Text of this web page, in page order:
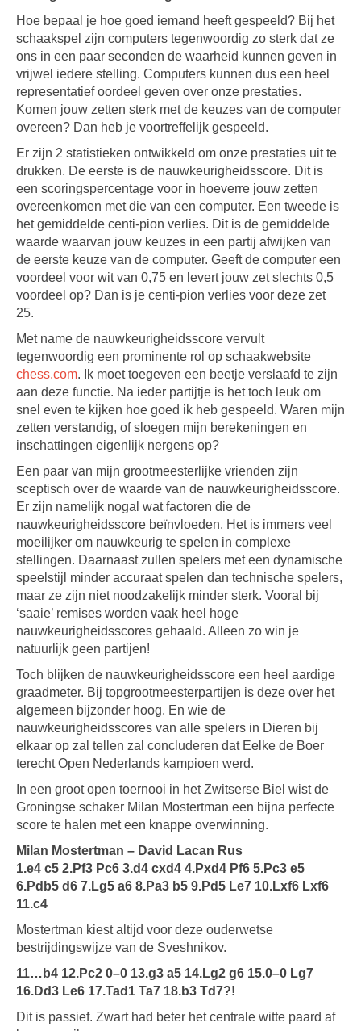
Hoe bepaal je hoe goed iemand heeft gespeeld? Bij het
schaakspel zijn computers tegenwoordig zo sterk dat ze
ons in een paar seconden de waarheid kunnen geven in
vrijwel iedere stelling. Computers kunnen dus een heel
representatief oordeel geven over onze prestaties.
Komen jouw zetten sterk met de keuzes van de computer
overeen? Dan heb je voortreffelijk gespeeld.
Er zijn 2 statistieken ontwikkeld om onze prestaties uit te
drukken. De eerste is de nauwkeurigheidsscore. Dit is
een scoringspercentage voor in hoeverre jouw zetten
overeenkomen met die van een computer. Een tweede is
het gemiddelde centi-pion verlies. Dit is de gemiddelde
waarde waarvan jouw keuzes in een partij afwijken van
de eerste keuze van de computer. Geeft de computer een
voordeel voor wit van 0,75 en levert jouw zet slechts 0,5
voordeel op? Dan is je centi-pion verlies voor deze zet
25.
Met name de nauwkeurigheidsscore vervult
tegenwoordig een prominente rol op schaakwebsite
chess.com. Ik moet toegeven een beetje verslaafd te zijn
aan deze functie. Na ieder partijtje is het toch leuk om
snel even te kijken hoe goed ik heb gespeeld. Waren mijn
zetten verstandig, of sloegen mijn berekeningen en
inschattingen eigenlijk nergens op?
Een paar van mijn grootmeesterlijke vrienden zijn
sceptisch over de waarde van de nauwkeurigheidsscore.
Er zijn namelijk nogal wat factoren die de
nauwkeurigheidsscore beïnvloeden. Het is immers veel
moeilijker om nauwkeurig te spelen in complexe
stellingen. Daarnaast zullen spelers met een dynamische
speelstijl minder accuraat spelen dan technische spelers,
maar ze zijn niet noodzakelijk minder sterk. Vooral bij
‘saaie’ remises worden vaak heel hoge
nauwkeurigheidsscores gehaald. Alleen zo win je
natuurlijk geen partijen!
Toch blijken de nauwkeurigheidsscore een heel aardige
graadmeter. Bij topgrootmeesterpartijen is deze over het
algemeen bijzonder hoog. En wie de
nauwkeurigheidsscores van alle spelers in Dieren bij
elkaar op zal tellen zal concluderen dat Eelke de Boer
terecht Open Nederlands kampioen werd.
In een groot open toernooi in het Zwitserse Biel wist de
Groningse schaker Milan Mostertman een bijna perfecte
score te halen met een knappe overwinning.
Milan Mostertman – David Lacan Rus
1.e4 c5 2.Pf3 Pc6 3.d4 cxd4 4.Pxd4 Pf6 5.Pc3 e5
6.Pdb5 d6 7.Lg5 a6 8.Pa3 b5 9.Pd5 Le7 10.Lxf6 Lxf6
11.c4
Mostertman kiest altijd voor deze ouderwetse
bestrijdingswijze van de Sveshnikov.
11…b4 12.Pc2 0–0 13.g3 a5 14.Lg2 g6 15.0–0 Lg7
16.Dd3 Le6 17.Tad1 Ta7 18.b3 Td7?!
Dit is passief. Zwart had beter het centrale witte paard af